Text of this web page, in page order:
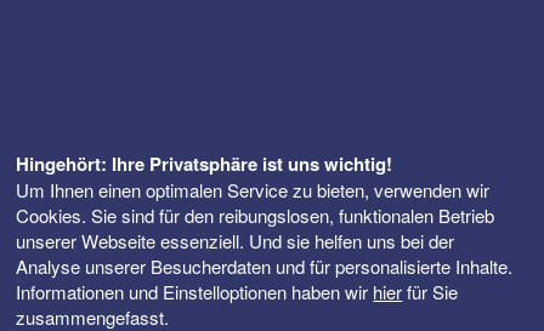
Hingehört: Ihre Privatsphäre ist uns wichtig!
Um Ihnen einen optimalen Service zu bieten, verwenden wir
Cookies. Sie sind für den reibungslosen, funktionalen Betrieb
unserer Webseite essenziell. Und sie helfen uns bei der
Analyse unserer Besucherdaten und für personalisierte Inhalte.
Informationen und Einstelloptionen haben wir hierfür Sie
zusammengefasst.